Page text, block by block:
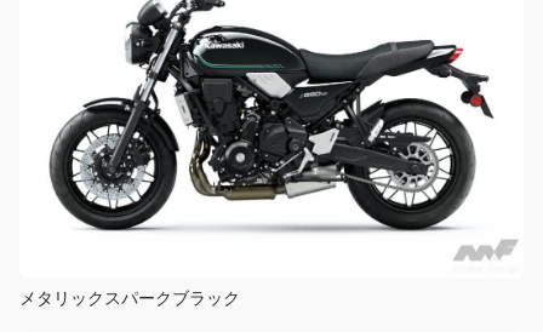
メタリックスパークブラック